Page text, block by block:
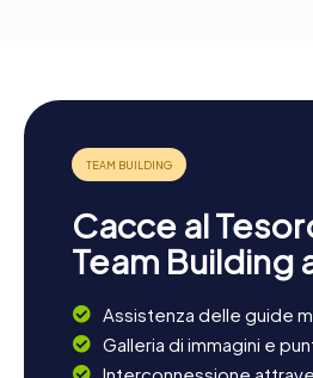
Cacce al
Team Building
Assistenza delle guide
Galleria di immagini e